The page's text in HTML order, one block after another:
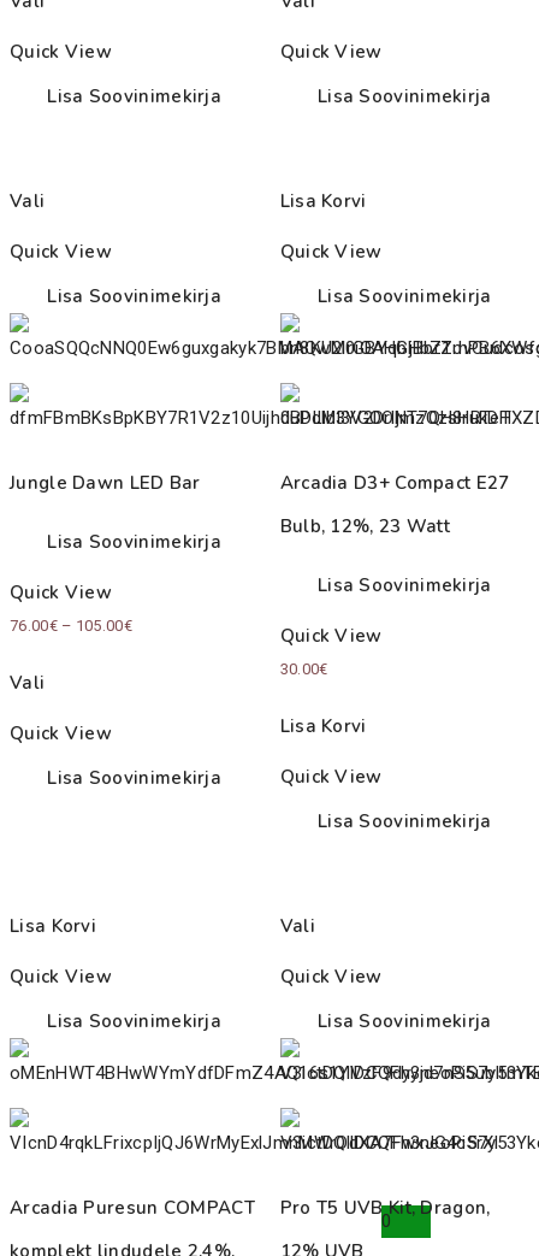
0
Quick View
Lisa Soovinimekirja
Quick View
Lisa Soovinimekirja
Vali
Quick View
Lisa Soovinimekirja
Jungle Dawn LED Bar
Lisa Soovinimekirja
Quick View
76.00€ – 105.00€Price
Vali
Quick View
Lisa Soovinimekirja
Lisa Korvi
Quick View
Lisa Soovinimekirja
Arcadia D3+ Compact E27
Bulb, 12%, 23 Watt
Lisa Soovinimekirja
Quick View
30.00€
Lisa Korvi
Quick View
Lisa Soovinimekirja
Lisa Korvi
Quick View
Lisa Soovinimekirja
Arcadia Puresun COMPACT
Vali
Quick View
Lisa Soovinimekirja
Pro T5 UVB Kit, Dragon,